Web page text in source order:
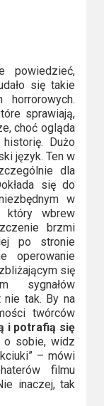
powiedzieć,
się takie
horrorowych.
sprawiają,
choć ogląda
Dużo
język. Ten w
dla
się do
w
który wbrew
brzmi
po stronie
operowanie
się
sygnałów
nie tak. By na
twórców
i potrafią się
o sobie, widz
– mówi
filmu
inaczej, tak